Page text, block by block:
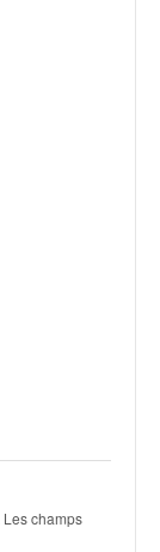
Les champs